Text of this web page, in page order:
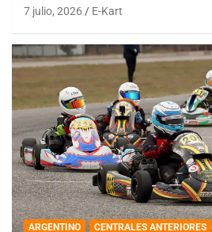
7 julio, 2026 E-Kart
ARGENTINO CENTRALES ANTERIORES